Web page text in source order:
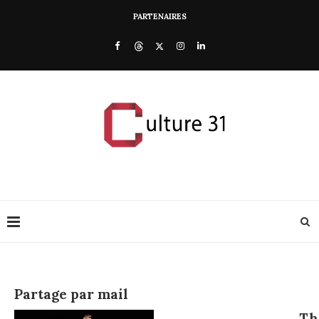
PARTENAIRES
Partage par mail